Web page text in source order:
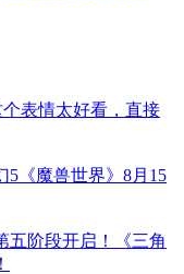
表情太好看，直接
5《魔兽世界》8月15
五阶段开启！《三角